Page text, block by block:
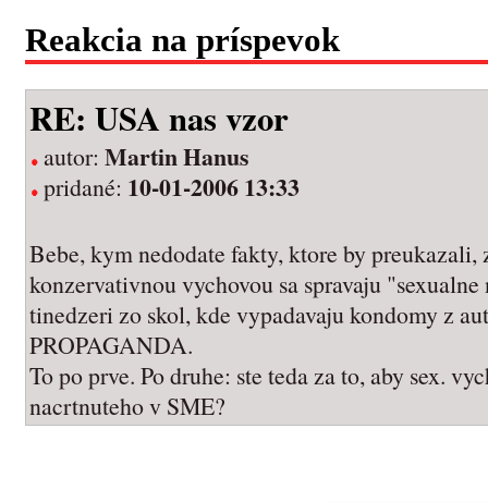
Reakcia na príspevok
RE: USA nas vzor
autor: Martin Hanus
pridané: 10-01-2006 13:33
Bebe, kym nedodate fakty, ktore by preukazali,
konzervativnou vychovou sa spravaju
tinedzeri zo skol, kde vypadavaju kondomy z
PROPAGANDA.
To po prve. Po druhe: ste teda za to, aby sex.
nacrtnuteho v SME?